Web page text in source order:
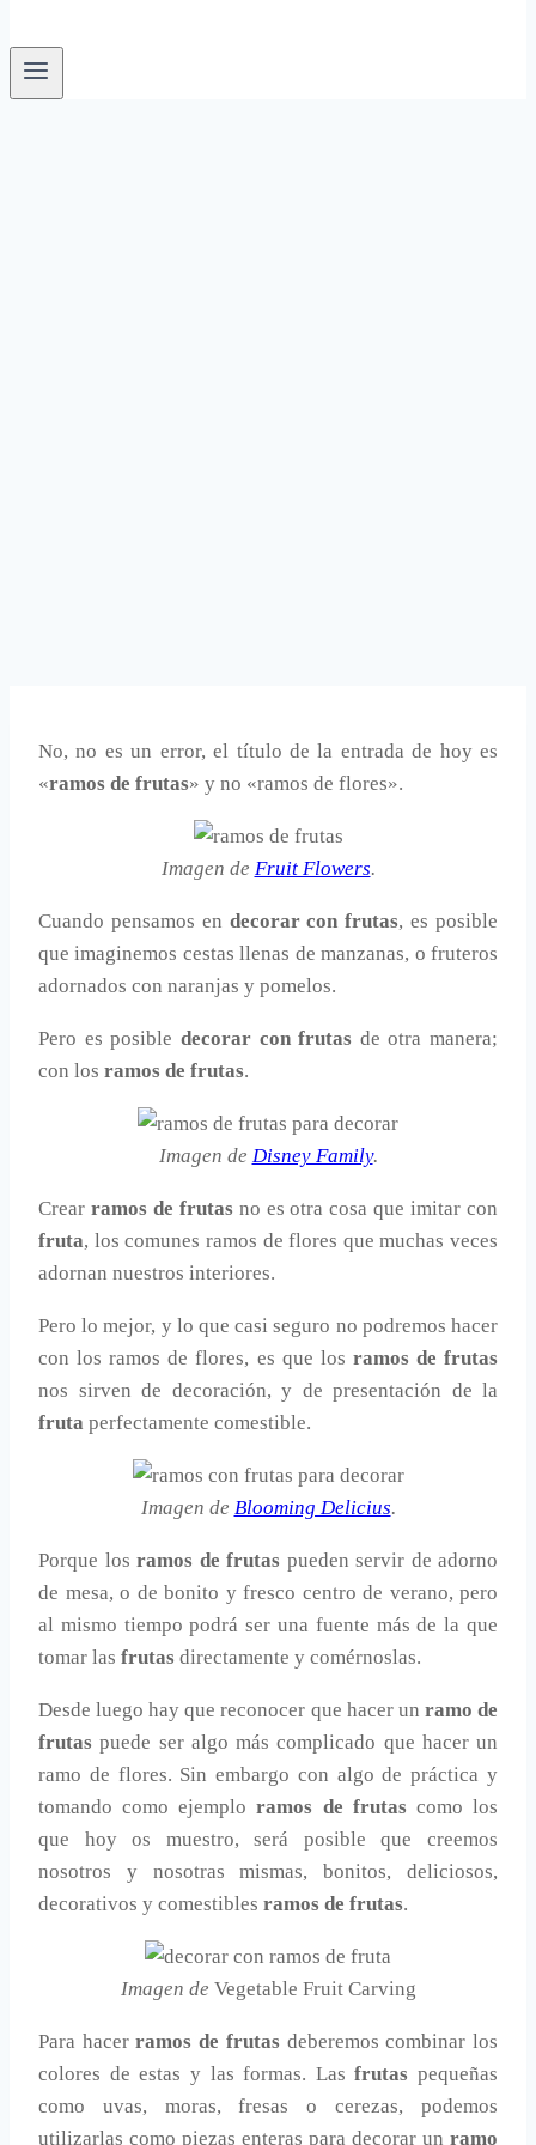
No, no es un error, el título de la entrada de hoy es
«ramos de frutas» y no «ramos de flores».
Imagen de Fruit Flowers.
Cuando pensamos en decorar con frutas, es posible
que imaginemos cestas llenas de manzanas, o fruteros
adornados con naranjas y pomelos.
Pero es posible decorar con frutas de otra manera;
con los ramos de frutas.
Imagen de Disney Family.
Crear ramos de frutasno es otra cosa que imitar con
fruta, los comunes ramos de flores que muchas veces
adornan nuestros interiores.
Pero lo mejor, y lo que casi seguro no podremos hacer
con los ramos de flores, es que los ramos de frutas
nos sirven de decoración, y de presentación de la
fruta perfectamente comestible.
Imagen de Blooming Delicius.
Porque los ramos de frutas pueden servir de adorno
de mesa, o de bonito y fresco centro de verano, pero
al mismo tiempo podrá ser una fuente más de la que
tomar las frutas directamente y comérnoslas.
Desde luego hay que reconocer que hacer un ramo de
frutas puede ser algo más complicado que hacer un
ramo de flores. Sin embargo con algo de práctica y
tomando como ejemploramos de frutascomo los
que hoy os muestro, será posible que creemos
nosotros y nosotras mismas, bonitos, deliciosos,
decorativos y comestibles ramos de frutas.
Imagen de Vegetable Fruit Carving
Para hacerramos de frutasdeberemos combinar los
colores de estas y las formas. Lasfrutas pequeñas
como uvas, moras, fresas o cerezas, podemos
utilizarlas como piezas enteras para decorar un ramo